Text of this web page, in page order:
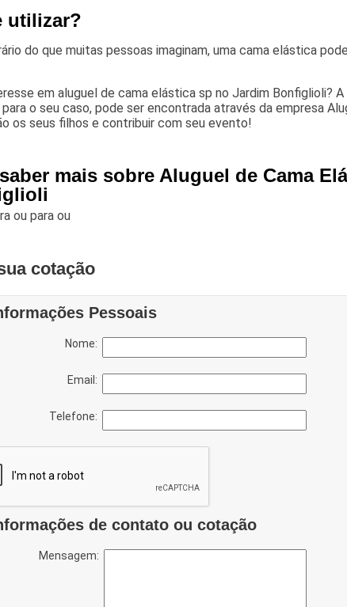
utilizar?
do que muitas pessoas imaginam, uma cama elástica
em aluguel de cama elástica sp no Jardim Bonfiglioli?
o seu caso, pode ser encontrada através da empresa
os seus filhos e contribuir com seu evento!
mais sobre Aluguel de Cama
ou paraou
cotação
Pessoais
Nome:
Email:
Telefone:
de contato ou cotação
Mensagem: